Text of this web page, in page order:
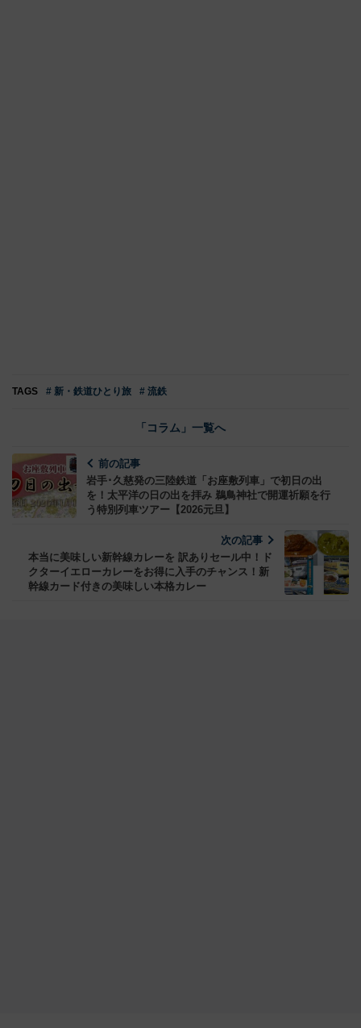
TAGS # 新・鉄道ひとり旅 # 流鉄
「コラム」一覧へ
前の記事
岩手･久慈発の三陸鉄道「お座敷列車」で初日の出
を！太平洋の日の出を拝み 鵜鳥神社で開運祈願を行
う特別列車ツアー【2026元旦】
次の記事
本当に美味しい新幹線カレーを 訳ありセール中！ド
クターイエローカレーをお得に入手のチャンス！新
幹線カード付きの美味しい本格カレー